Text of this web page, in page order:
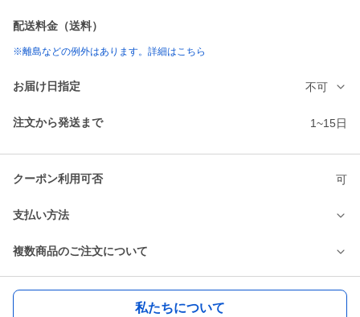
配送料金（送料）
※離島などの例外はあります。詳細はこちら
お届け日指定 不可
注文から発送まで 1~15日
クーポン利用可否 可
支払い方法
複数商品のご注文について
私たちについて